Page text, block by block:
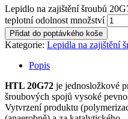
Lepidlo na zajištění šroubů
teplotní odolnost množství
Přidat do poptávkého koše
Kategorie: Lepidla na zajištění
Popis
HTL 20G72 je jednosložkové
šroubových spojů vysoké
Vytvrzení produktu